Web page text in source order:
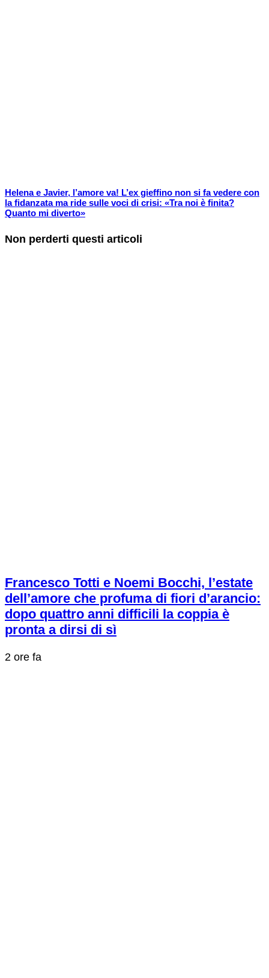
Helena e Javier, l’amore va! L’ex gieffino non si fa vedere con
la fidanzata ma ride sulle voci di crisi: «Tra noi è finita?
Quanto mi diverto»
Non perderti questi articoli
Francesco Totti e Noemi Bocchi, l’estate
dell’amore che profuma di fiori d’arancio:
dopo quattro anni difficili la coppia è
pronta a dirsi di sì
2 ore fa